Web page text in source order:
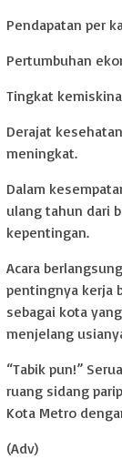
Pendapatan per
Pertumbuhan
Tingkat
Derajat
meningkat.
Dalam
ulang tahun dari
kepentingan.
Acara
pentingnya kerja
sebagai kota
menjelang
“Tabik pun!”
ruang sidang
Kota Metro
(Adv)